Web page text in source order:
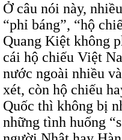
Ở câu nói này,
“phỉ báng”, “hộ
Quang Kiệt không
cái hộ chiếu Việt
nước ngoài nhiều
xét, còn hộ chiếu
Quốc thì không bị
những tình huống